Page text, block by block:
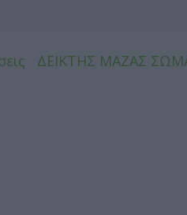
ΔΕΙΚΤΗΣ ΜΑΖΑΣ